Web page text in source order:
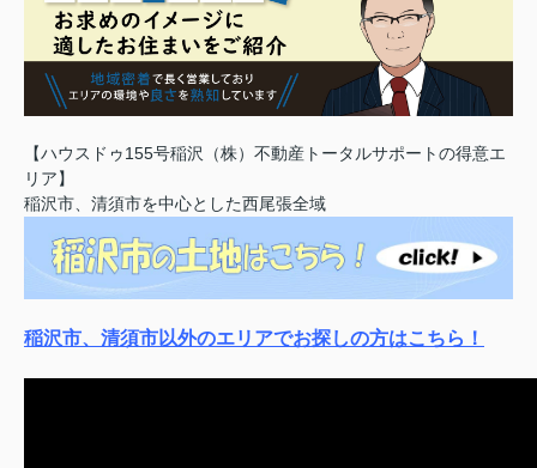
【ハウスドゥ155号稲沢（株）不動産トータルサポートの得意エ
リア】
稲沢市、清須市を中心とした西尾張全域
稲沢市、清須市以外のエリアでお探しの方はこちら！